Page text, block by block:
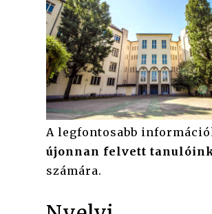
A legfontosabb
újonnan felvett
számára.